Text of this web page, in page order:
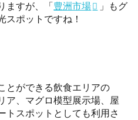
ますが、「豊洲市場
」もグ
スポットですね！
とができる飲食エリアの
ア、マグロ模型展示場、屋
トスポットとしても利用さ